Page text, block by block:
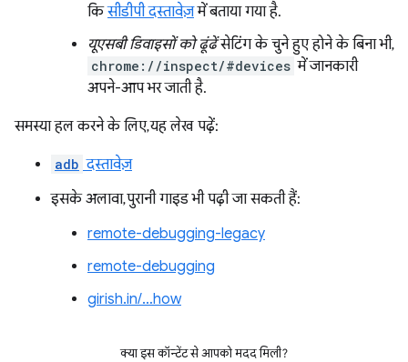
किसीडीपी दस्तावेज़में बताया गया है.
यूएसबी डिवाइसों को ढूंढेंसेटिंग के चुने हुए होने के बिना भी,
chrome://inspect/#devices में जानकारी
अपने-आप भर जाती है.
समस्या हल करने के लिए, यह लेख पढ़ें:
adb दस्तावेज़
इसके अलावा, पुरानी गाइड भी पढ़ी जा सकती हैं:
remote-debugging-legacy
remote-debugging
girish.in/…how
क्या इस कॉन्टेंट से आपको मदद मिली?